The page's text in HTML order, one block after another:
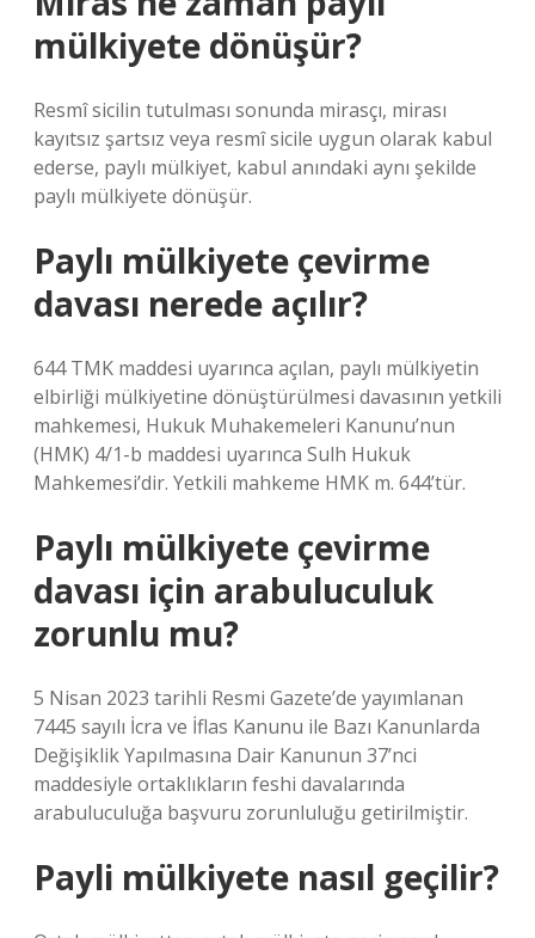
mülkiyete dönüşür?
Resmî sicilin tutulması sonunda mirasçı, mirası
kayıtsız şartsız veya resmî sicile uygun olarak kabul
ederse, paylı mülkiyet, kabul anındaki aynı şekilde
paylı mülkiyete dönüşür.
Paylı mülkiyete çevirme
davası nerede açılır?
644 TMK maddesi uyarınca açılan, paylı mülkiyetin
elbirliği mülkiyetine dönüştürülmesi davasının yetkili
mahkemesi, Hukuk Muhakemeleri Kanunu’nun
(HMK) 4/1-b maddesi uyarınca Sulh Hukuk
Mahkemesi’dir. Yetkili mahkeme HMK m. 644’tür.
Paylı mülkiyete çevirme
davası için arabuluculuk
zorunlu mu?
5 Nisan 2023 tarihli Resmi Gazete’de yayımlanan
7445 sayılı İcra ve İflas Kanunu ile Bazı Kanunlarda
Değişiklik Yapılmasına Dair Kanunun 37’nci
maddesiyle ortaklıkların feshi davalarında
arabuluculuğa başvuru zorunluluğu getirilmiştir.
Payli mülkiyete nasıl geçilir?